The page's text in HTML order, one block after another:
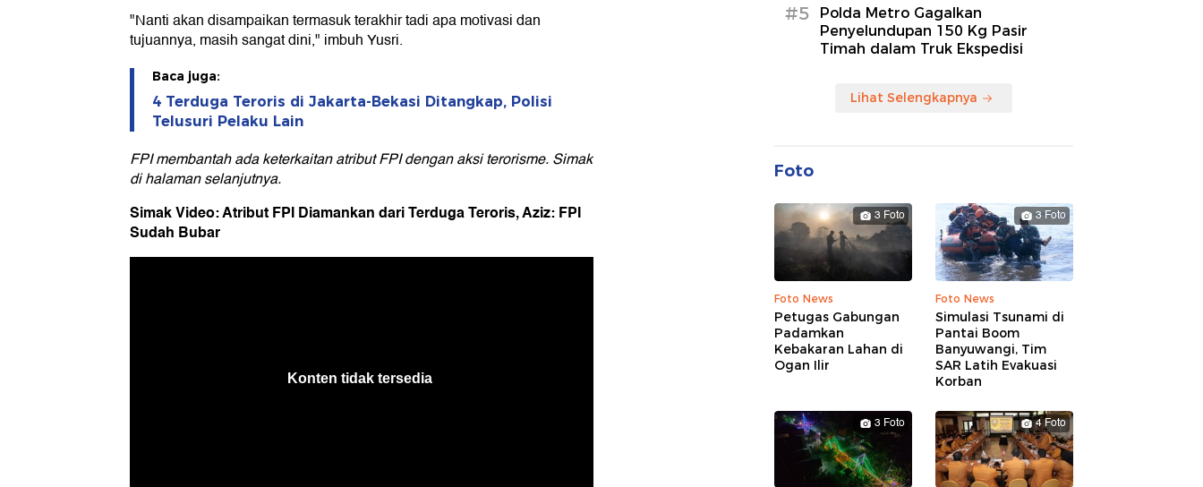
"Nanti akan disampaikan termasuk terakhir tadi apa motivasi dan
tujuannya, masih sangat dini," imbuh Yusri.
Baca juga:
4 Terduga Teroris di Jakarta-Bekasi Ditangkap, Polisi
Telusuri Pelaku Lain
FPI membantah ada keterkaitan atribut FPI dengan aksi terorisme. Simak
di halaman selanjutnya.
Simak Video: Atribut FPI Diamankan dari Terduga Teroris, Aziz: FPI
Sudah Bubar
#5
Polda Metro Gagalkan
Penyelundupan 150 Kg Pasir
Timah dalam Truk Ekspedisi
Lihat Selengkapnya
Foto
3 Foto
Foto News
Petugas Gabungan
Padamkan
Kebakaran Lahan di
Ogan Ilir
3 Foto
Foto News
Simulasi Tsunami di
Pantai Boom
Banyuwangi, Tim
SAR Latih Evakuasi
Korban
3 Foto 4 Foto